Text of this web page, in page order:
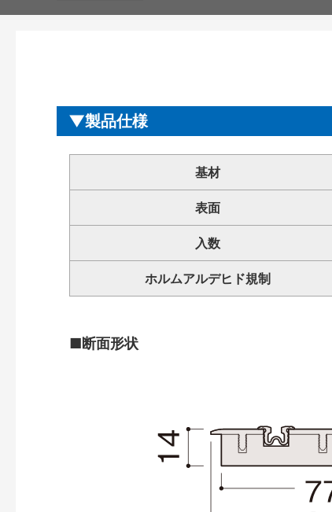
製品仕様
基材
表面
入数
ホルムアルデヒド規制
■断面形状